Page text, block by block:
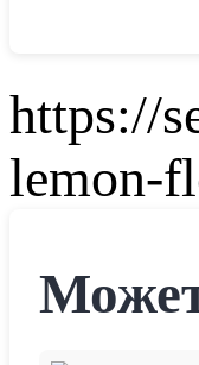
https://
lemon-